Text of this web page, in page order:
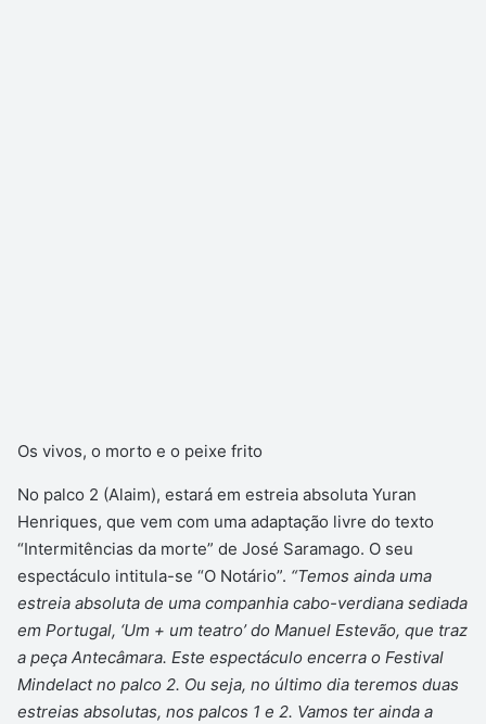
Os vivos, o morto e o peixe frito
No palco 2 (Alaim), estará em estreia absoluta Yuran
Henriques, que vem com uma adaptação livre do texto
“Intermitências da morte” de José Saramago. O seu
espectáculo intitula-se “O Notário”. “Temos ainda uma
estreia absoluta de uma companhia cabo-verdiana sediada
em Portugal, ‘Um + um teatro’ do Manuel Estevão, que traz
a peça Antecâmara. Este espectáculo encerra o Festival
Mindelact no palco 2. Ou seja, no último dia teremos duas
estreias absolutas, nos palcos 1 e 2. Vamos ter ainda a